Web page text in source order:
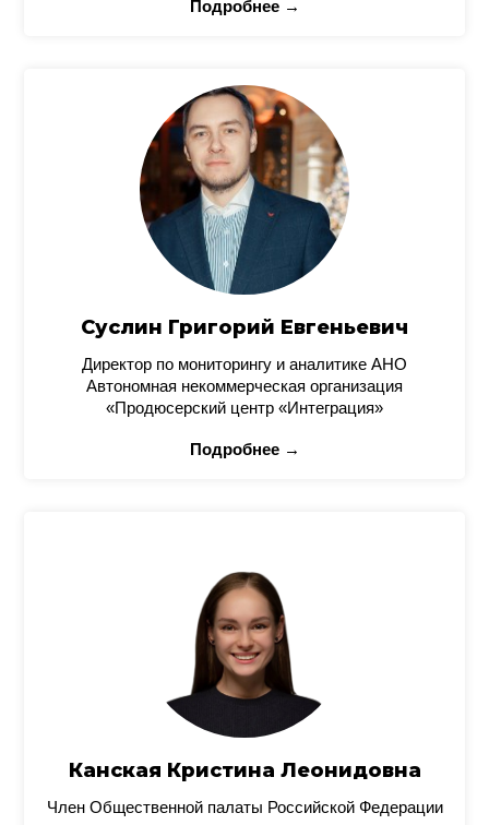
Подробнее →
Суслин Григорий Евгеньевич
Директор по мониторингу и аналитике АНО
Автономная некоммерческая организация
«Продюсерский центр «Интеграция»
Подробнее →
Канская Кристина Леонидовна
Член Общественной палаты Российской Федерации